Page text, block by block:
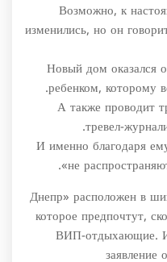
Возможно, к
изменились, но он
Новый дом оказался
ребенком, которому
А также проводит
тревел-
И именно благодаря
не
«Днепр» расположен в
которое предпочтут,
ВИП-отдыхающие.
заявление